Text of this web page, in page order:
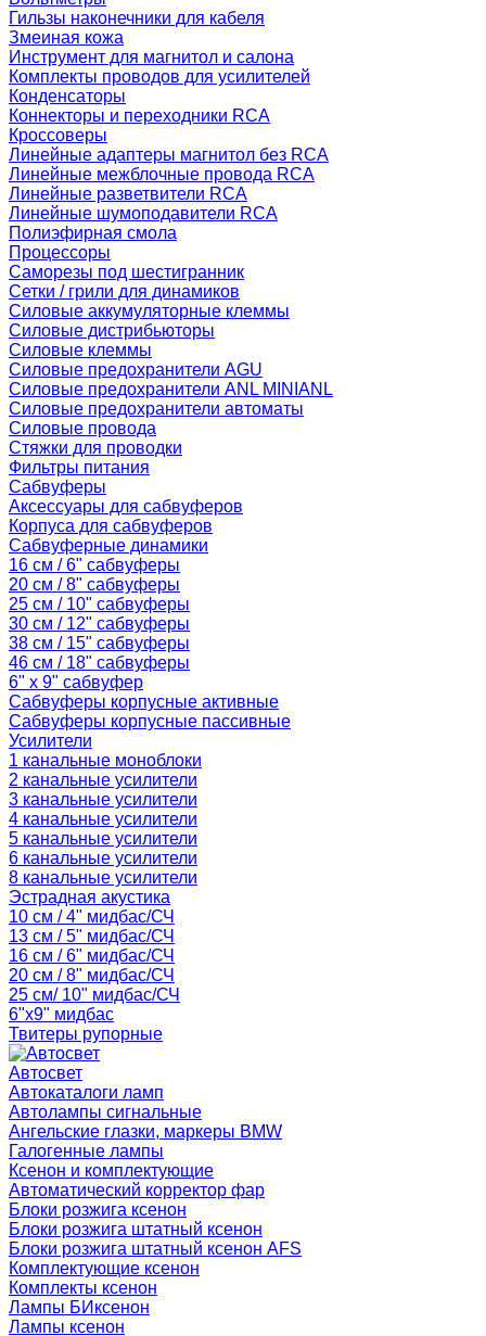
Гильзы наконечники для кабеля
Змеиная кожа
Инструмент для магнитол и салона
Комплекты проводов для усилителей
Конденсаторы
Коннекторы и переходники RCA
Кроссоверы
Линейные адаптеры магнитол без RCA
Линейные межблочные провода RCA
Линейные разветвители RCA
Линейные шумоподавители RCA
Полиэфирная смола
Процессоры
Саморезы под шестигранник
Сетки / грили для динамиков
Силовые аккумуляторные клеммы
Силовые дистрибьюторы
Силовые клеммы
Силовые предохранители AGU
Силовые предохранители ANL MINIANL
Силовые предохранители автоматы
Силовые провода
Стяжки для проводки
Фильтры питания
Сабвуферы
Аксессуары для сабвуферов
Корпуса для сабвуферов
Сабвуферные динамики
16 см / 6" сабвуферы
20 см / 8" сабвуферы
25 см / 10" сабвуферы
30 см / 12" сабвуферы
38 см / 15" сабвуферы
46 см / 18" сабвуферы
6" x 9" сабвуфер
Сабвуферы корпусные активные
Сабвуферы корпусные пассивные
Усилители
1 канальные моноблоки
2 канальные усилители
3 канальные усилители
4 канальные усилители
5 канальные усилители
6 канальные усилители
8 канальные усилители
Эстрадная акустика
10 см / 4" мидбас/СЧ
13 см / 5" мидбас/СЧ
16 см / 6" мидбас/СЧ
20 см / 8" мидбас/СЧ
25 см/ 10" мидбас/СЧ
6"x9" мидбас
Твитеры рупорные
Автосвет
Автокаталоги ламп
Автолампы сигнальные
Ангельские глазки, маркеры BMW
Галогенные лампы
Ксенон и комплектующие
Автоматический корректор фар
Блоки розжига ксенон
Блоки розжига штатный ксенон
Блоки розжига штатный ксенон AFS
Комплектующие ксенон
Комплекты ксенон
Лампы БИксенон
Лампы ксенон